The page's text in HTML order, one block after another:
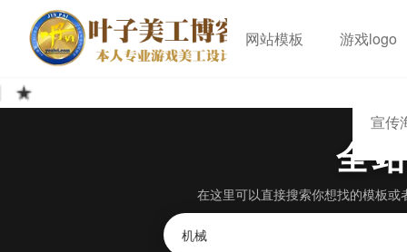
网站模板 游戏logo
宣传
的客服服务。所有素材来源于网络公开渠
全
在这里可以直接搜索你想找的模板